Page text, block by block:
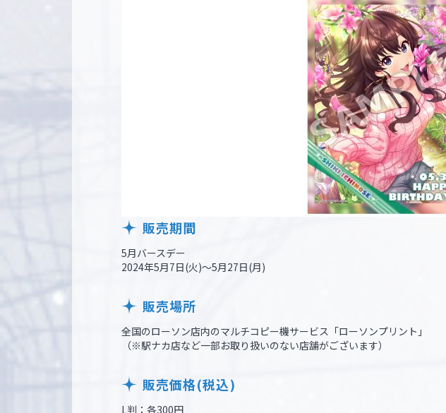
販売期間
5月バースデー
2024年5月7日(火)～5月27日(月)
販売場所
全国のローソン店内のマルチコピー機サービス「ローソンプリント」
（※駅ナカ店など一部お取り扱いのない店舗がございます）
販売価格(税込)
L判：各300円